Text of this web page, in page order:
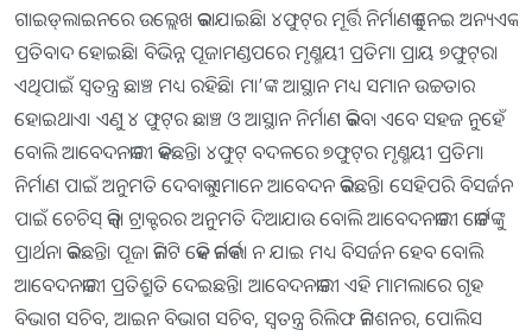
ଗାଇଡ୍‌ଲାଇନରେ ଉଲ୍ଲେଖ କରାଯାଇଛି। ୪ଫୁଟ୍‌ର ମୂର୍ତ୍ତି ନିର୍ମାଣକୁ ନେଇ ଅନ୍ୟଏକ
ପ୍ରତିବାଦ ହୋଇଛି। ବିଭିନ୍ନ ପୂଜାମଣ୍ଡପରେ ମୃଣ୍ମୟୀ ପ୍ରତିମା ପ୍ରାୟ ୭ଫୁଟ୍‌ର।
ଏଥିପାଇଁ ସ୍ବତନ୍ତ୍ର ଛାଞ୍ଚ ମଧ୍ୟ ରହିଛି। ମା’ଙ୍କ ଆସ୍ଥାନ ମଧ୍ୟ ସମାନ ଉଚ୍ଚତାର
ହୋଇଥାଏ। ଏଣୁ ୪ ଫୁଟ୍‌ର ଛାଞ୍ଚ ଓ ଆସ୍ଥାନ ନିର୍ମାଣ କରିବା ଏବେ ସହଜ ନୁହେଁ
ବୋଲି ଆବେଦନକାରୀ କହିଛନ୍ତି। ୪ଫୁଟ୍‌ ବଦଳରେ ୭ଫୁଟ୍‌ର ମୃଣ୍ମୟୀ ପ୍ରତିମା
ନିର୍ମାଣ ପାଇଁ ଅନୁମତି ଦେବାକୁ ଏମାନେ ଆବେଦନ କରିଛନ୍ତି। ସେହିପରି ବିସର୍ଜନ
ପାଇଁ ଚେଚିସ୍‌ କିମ୍ବା ଟ୍ରାକ୍ଟରର ଅନୁମତି ଦିଆଯାଉ ବୋଲି ଆବେଦନକାରୀ କୋର୍ଟଙ୍କୁ
ପ୍ରାର୍ଥନା କରିଛନ୍ତି। ପୂଜା କମିଟି କେହି କର୍ମକର୍ତ୍ତା ନ ଯାଇ ମଧ୍ୟ ବିସର୍ଜନ ହେବ ବୋଲି
ଆବେଦନକାରୀ ପ୍ରତିଶ୍ରୁତି ଦେଇଛନ୍ତି। ଆବେଦନକାରୀ ଏହି ମାମଲାରେ ଗୃହ
ବିଭାଗ ସଚିବ, ଆଇନ ବିଭାଗ ସଚିବ, ସ୍ବତନ୍ତ୍ର ରିଲିଫ କମିଶନର, ପୋଲିସ